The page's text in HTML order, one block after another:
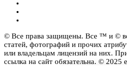
© Все права защищены. Все ™ и ©
статей, фотографий и прочих
или владельцам лицензий на них.
ссылка на сайт обязательна. © 2025